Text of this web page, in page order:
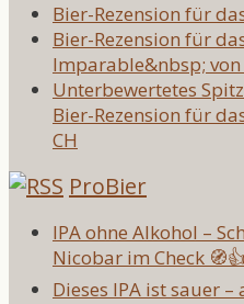
Bier-Rezension für
Bier-Rezension für
Imparable&nbsp;
Unterbewertetes
Bier-Rezension für
CH
ProBier
IPA ohne Alkohol –
Nicobar im Check 🧭👍
Dieses IPA ist sauer –